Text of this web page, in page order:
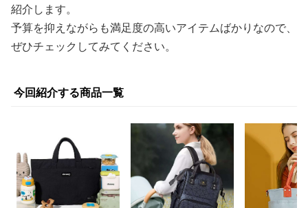
紹介します。
予算を抑えながらも満足度の高いアイテムばかりなので、
ぜひチェックしてみてください。
今回紹介する商品一覧